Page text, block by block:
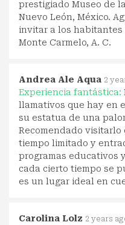
prestigiado Museo de
Nuevo León, México.
invitar a los habitantes
Monte Carmelo, A. C.
Andrea Ale Aqua 2
Experiencia fantástica:
llamativos que hay en
su estatua de una
Recomendado visitarlo
tiempo limitado y
programas educativos
cada cierto tiempo se
es un lugar ideal en
Carolina Lolz 2 years